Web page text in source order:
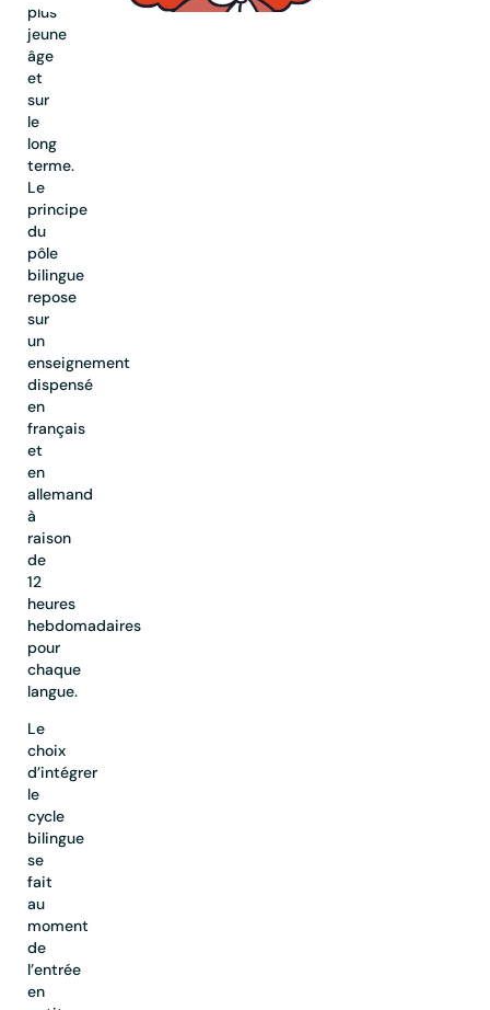
plus
jeune
âge
et
sur
le
long
terme.
Le
principe
du
pôle
bilingue
repose
sur
un
enseignement
dispensé
en
français
et
en
allemand
à
raison
de
12
heures
hebdomadaires
pour
chaque
langue.
Le
choix
d’intégrer
le
cycle
bilingue
se
fait
au
moment
de
l’entrée
en